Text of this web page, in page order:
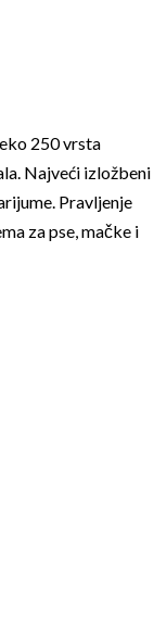
250 vrsta
Najveći izložbeni
Pravljenje
za pse, mačke i